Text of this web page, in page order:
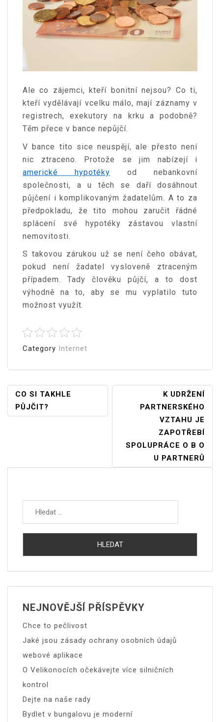
Ale co zájemci, kteří bonitní nejsou? Co ti,
kteří vydělávají vcelku málo, mají záznamy v
registrech, exekutory na krku a podobně?
Těm přece v bance nepůjčí.
V bance tito sice neuspějí, ale přesto není
nic ztraceno. Protože se jim nabízejí i
americké hypotéky od nebankovní
společnosti, a u těch se daří dosáhnout
půjčení i komplikovaným žadatelům. A to za
předpokladu, že tito mohou zaručit řádné
splácení své hypotéky zástavou vlastní
nemovitosti.
S takovou zárukou už se není čeho obávat,
pokud není žadatel vysloveně ztraceným
případem. Tady člověku půjčí, a to dost
výhodně na to, aby se mu vyplatilo tuto
možnost využít.
Category Internet
Navigace
Pro
CO SI TAKHLE
PŮJČIT?
K UDRŽENÍ
PARTNERSKÉHO
VZTAHU JE
ZAPOTŘEBÍ
SPOLUPRÁCE O B O
U PARTNERŮ
NEJNOVĚJŠÍ PŘÍSPĚVKY
Chce to pečlivost
Jaké jsou zásady ochrany osobních údajů
webové aplikace
O Velikonocích očekávejte více silničních
kontrol
Dejte na naše rady
Bydlet v bungalovu je moderní